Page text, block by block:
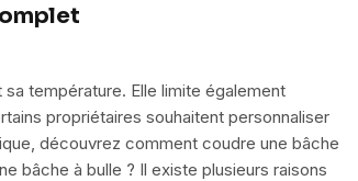
température. Elle limite également
propriétaires souhaitent personnaliser
découvrez comment coudre une bâche
bâche à bulle ? Il existe plusieurs raisons